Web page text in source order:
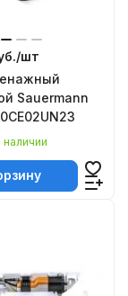
шт
Sauermann
наличии